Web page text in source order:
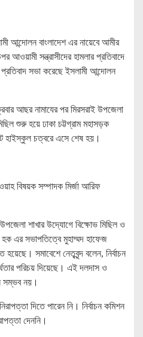
আন্দোলন বাংলাদেশ এর নায়েবে আমীর
সন্ত্রাসীদের হামলার প্রতিবাদে
সভা করেছে ইসলামী আন্দোলন
আছর নামাযের পর মিরসরাই উপজেলা
শুরু হয়ে ঢাকা চট্টগ্রাম মহাসড়ক
হাইস্কুল চত্বরে এসে শেষ হয়।
বিষয়ক সম্পাদক মির্জা আরিফ
শাখার উদ্যোগে বিক্ষোভ মিছিল ও
হক এর সভাপতিত্বে মুহাম্মদ হাফেজ
হয়েছে। সমাবেশে নেতৃবৃন্দ বলেন, নির্বাচন
পরিচয় দিয়েছে। এই দলদাস ও
সম্ভব নয়।
দিতে পারেন নি। নির্বাচন কমিশন
দেননি।